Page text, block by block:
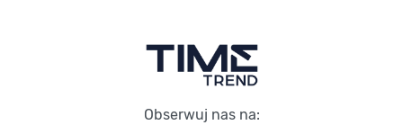
Obserwuj nas na: